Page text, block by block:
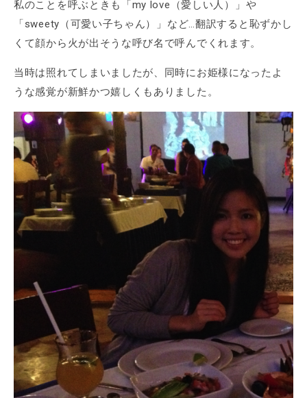
私のことを呼ぶときも「my love（愛しい人）」や
「sweety（可愛い子ちゃん）」など…翻訳すると恥ずかし
くて顔から火が出そうな呼び名で呼んでくれます。
当時は照れてしまいましたが、同時にお姫様になったよ
うな感覚が新鮮かつ嬉しくもありました。